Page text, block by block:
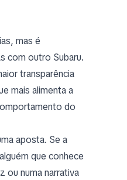
mas é
com outro Subaru.
transparência
mais alimenta a
do
aposta. Se a
que conhece
ou numa narrativa